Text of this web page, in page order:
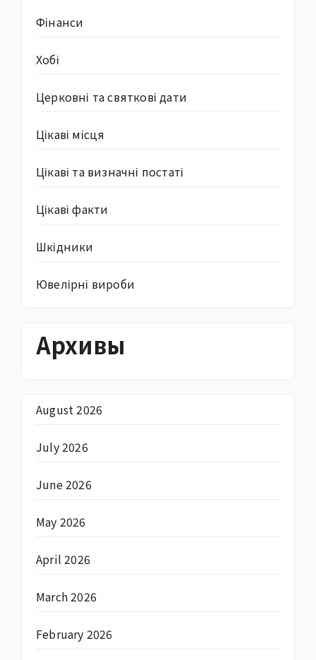
Фінанси
Хобі
Церковні та святкові дати
Цікаві місця
Цікаві та визначні постаті
Цікаві факти
Шкідники
Ювелірні вироби
Архивы
August 2026
July 2026
June 2026
May 2026
April 2026
March 2026
February 2026